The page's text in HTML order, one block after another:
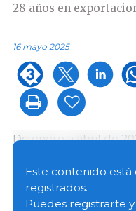
28 años en
16 mayo 2025
De enero a abril de
pavo, pato, ganso, res
por 1470 millones de
representan
Este contenido
registrados.
Puedes registrarte